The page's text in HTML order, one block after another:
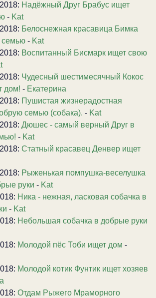
Надёжный Друг Брабус ищет
- Kat
Белоснежная красавица Бимка
семью - Kat
Воспитанный Бисмарк ищет свою
Чудесный шестимесячный Кокос
дом! - Екатерина
Пушистая жизнерадостная
семью (собака). - Kat
Дюшес - самый верный Друг в
- Kat
Статный красавец Денвер ищет
Рыженькая помпушка-веселушка
руки - Kat
Ника - нежная, ласковая собачка в
- Kat
Небольшая собачка в добрые руки
Молодой пёс Тоби ищет дом -
Молодой котик Фунтик ищет хозяев
Отдам Рыжего Мраморного